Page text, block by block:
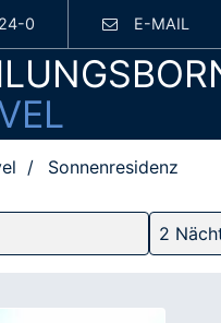
0 E-MAIL
Sonnenresidenz